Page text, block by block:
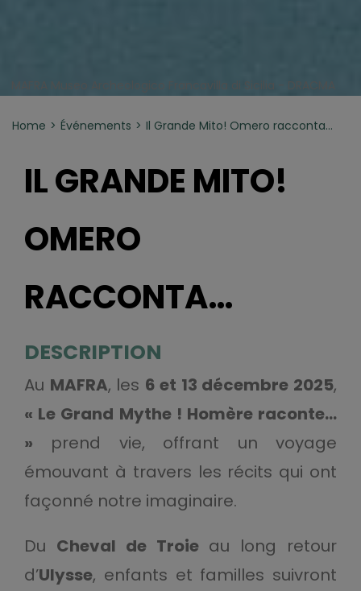
MAFRA Museo Archeologico Francavilla di Sicilia - DRACMA
Home Événements Il Grande Mito! Omero racconta…
IL GRANDE MITO!
OMERO
RACCONTA…
DESCRIPTION
Au MAFRA, les 6 et 13 décembre 2025,
« Le Grand Mythe ! Homère raconte…
» prend vie, offrant un voyage
émouvant à travers les récits qui ont
façonné notre imaginaire.
Du Cheval de Troieau long retour
d’Ulysse, enfants et familles suivront